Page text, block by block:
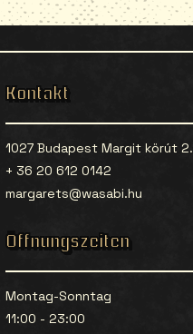
Kontakt
1027 Budapest Margit körút 2.
+ 36 20 612 0142
margarets@wasabi.hu
Öffnungszeiten
Montag-Sonntag
11:00 - 23:00